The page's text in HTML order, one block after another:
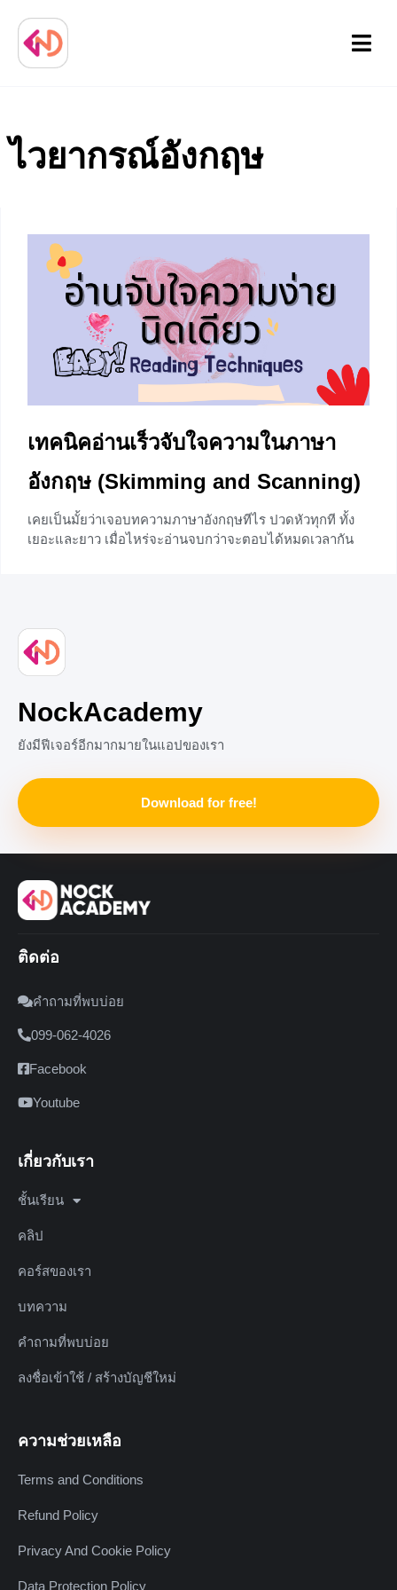
Menu
ไวยากรณ์อังกฤษ
เทคนิคอ่านเร็วจับใจความในภาษา
อังกฤษ (Skimming and Scanning)
เคยเป็นมั้ยว่าเจอบทความภาษาอังกฤษทีไร ปวดหัวทุกที ทั้ง
เยอะและยาว เมื่อไหร่จะอ่านจบกว่าจะตอบได้หมดเวลากัน
เหมือนจรวดคงเป็นสิ่งที่ดีมาก ไปจ๊วดกันเลยกับเทคนิคอ่าน
เร็วทุกคน ก่อนอื่นจะต้องรู้จักกับประเภทของ Speed Reading
กันก่อนค่ะ การอ่านแบบจับใจความสำคัญส่วนใหญ่แล้วเราจะ
NockAcademy
ยังมีฟีเจอร์อีกมากมายในแอปของเรา
Download for free!
ติดต่อ
คำถามที่พบบ่อย
099-062-4026
Facebook
Youtube
เกี่ยวกับเรา
ชั้นเรียน
คลิป
คอร์สของเรา
บทความ
คำถามที่พบบ่อย
ลงชื่อเข้าใช้ / สร้างบัญชีใหม่
ความช่วยเหลือ
Terms and Conditions
Refund Policy
Privacy And Cookie Policy
Data Protection Policy